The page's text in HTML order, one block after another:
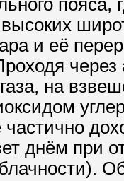
и её
через
на
частично
днём при